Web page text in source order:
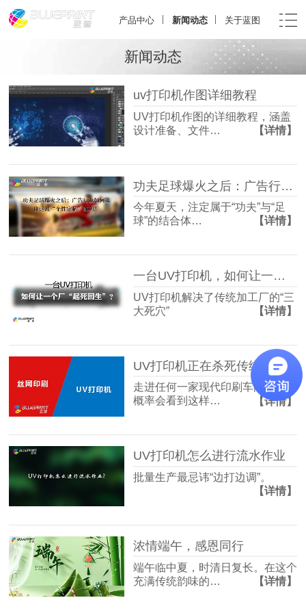
产品中心 新闻动态 关于蓝图
新闻动态
uv打印机作图详细教程
UV打印机作图的详细教程，涵盖
设计准备、文件…
【详情】
功夫足球爆火之后：广告行业如何接住这波“个性定制”红利？
今年夏天，注定属于“功夫”与“足
球”的结合体…
【详情】
一台UV打印机，如何让一个厂“起死回生”？
UV打印机解决了传统加工厂的“三
大死穴”
【详情】
UV打印机正在杀死传统丝印？
走进任何一家现代印刷车间，你大
概率会看到这样…
【详情】
UV打印机怎么进行流水作业
批量生产最忌讳“边打边调”。
【详情】
浓情端午，感恩同行
端午临中夏，时清日复长。在这个
充满传统韵味的…
【详情】